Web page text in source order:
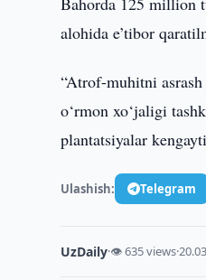
alohida e’tibor
“Atrof-muhitni
o‘rmon xo‘jaligi
plantatsiyalar
Ulashish: Telegram
UzDaily·👁 635 views·